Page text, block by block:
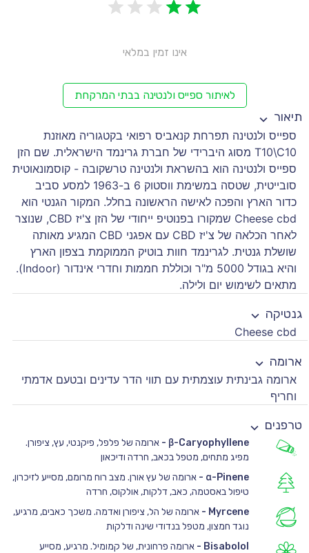
אינו זמין במלאי
לאיתור ספייס ולנטינה בבתי המרקחת
תיאור
ספייס ולנטינה תפרחת קנאביס רפואי בקטגוריה מאוזנת
T10\C10 מסוג היברידי של חברת גרינמד הישראלית. שם הזן
ספייס ולנטינה הוא בהשראת ולנטינה טרשקובה - קוסמונאוטית
סובייטית, שטסה במשימת ווסטוק 6 ב-1963 למסע סביב
כדור הארץ והפכה לאישה הראשונה בחלל. המקור הגנטי הוא
Cheese cbd שמקורו בפנוטיפ ייחודי של הזן צ'יז CBD, שנוצר
לאחר הכלאה של צ'יז CBD עם אפגני CBD המגיע מאותה
שושלת גנטית. לגרינמד חוות בוטיק הממוקמת בצפון הארץ
והיא בגודל 5000 מ"ר וכוללת חממות וחדרי אינדור (Indoor).
מתאים לשימוש יום ולילה.
גנטיקה
Cheese cbd
ארומה
ארומה גבינתית עוצמתית עם תווי הדר עדינים ובטעם אדמתי
וחריף
טרפנים
β-Caryophyllene
-ארומה של פלפל, פיקנטי, עץ, ציפורן.
מפיג מתחים, מטפל בכאב, חרדה ודיכאון
α-Pinene
-ארומה של עץ אורן. מצב רוח מרומם, מסייע לזיכרון,
טיפול באסטמה, כאב, דלקות, אולקוס, חרדה
Myrcene
-ארומה של הל, ציפורן ואדמה. משכך כאבים, מרגיע,
נוגד חמצון, מטפל בנדודי שינה ודלקות
Bisabolol
-ארומה פרחונית, של קמומיל. מרגיע, מסייע